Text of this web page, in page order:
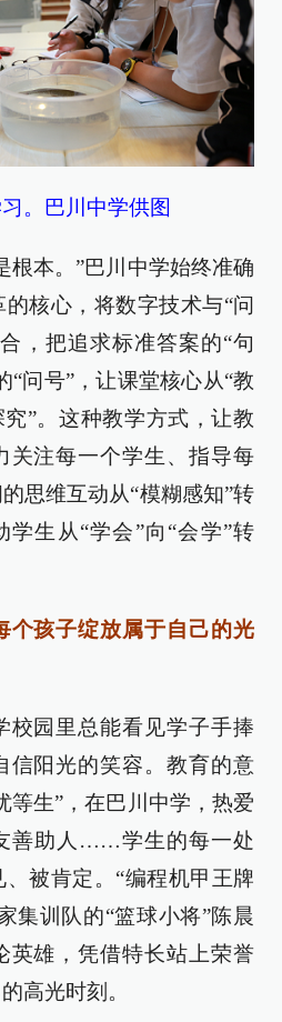
。巴川中学供图
根本。”巴川中学始终准确
核心，将数字技术与“问
，把追求标准答案的“句
“问号”，让课堂核心从“教
”。这种教学方式，让教
关注每一个学生、指导每
思维互动从“模糊感知”转
学生从“学会”向“会学”转
个孩子绽放属于自己的光
校园里总能看见学子手捧
信阳光的笑容。教育的意
等生”，在巴川中学，热爱
善助人……学生的每一处
被肯定。“编程机甲王牌
集训队的“篮球小将”陈晨
英雄，凭借特长站上荣誉
高光时刻。